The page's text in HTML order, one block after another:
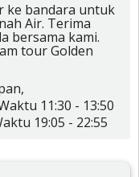
ke bandara untuk
Air. Terima
bersama kami.
tour Golden
11:30 - 13:50
19:05 - 22:55